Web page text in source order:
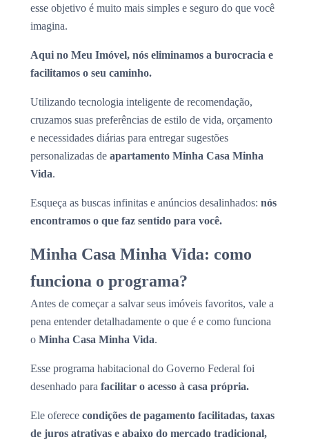
esse objetivo é muito mais simples e seguro do que você
imagina.
Aqui no Meu Imóvel, nós eliminamos a burocracia e
facilitamos o seu caminho.
Utilizando tecnologia inteligente de recomendação,
cruzamos suas preferências de estilo de vida, orçamento
e necessidades diárias para entregar sugestões
personalizadas de apartamento Minha Casa Minha
Vida.
Esqueça as buscas infinitas e anúncios desalinhados: nós
encontramos o que faz sentido para você.
Minha Casa Minha Vida: como
funciona o programa?
Antes de começar a salvar seus imóveis favoritos, vale a
pena entender detalhadamente o que é e como funciona
o Minha Casa Minha Vida.
Esse programa habitacional do Governo Federal foi
desenhado para facilitar o acesso à casa própria.
Ele oferece condições de pagamento facilitadas, taxas
de juros atrativas e abaixo do mercado tradicional,